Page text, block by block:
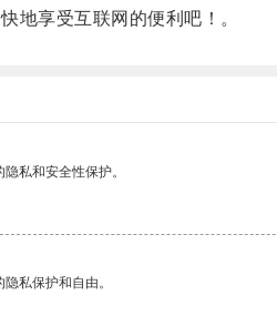
享受互联网的便利吧！。
私和安全性保护。
私保护和自由。